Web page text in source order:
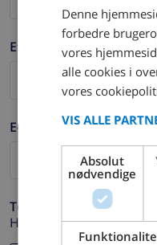
Efternavn *
E-mail *
Telefon *
Hvis din e-mail
Denne
forbedre
vores
alle cookies i
vores
VIS ALLE
Absolut
nødvendige